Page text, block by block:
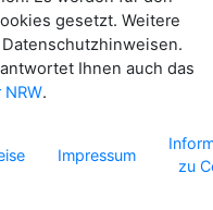
gesetzt. Weitere
Ihnen auch das
.
Impressum
zu